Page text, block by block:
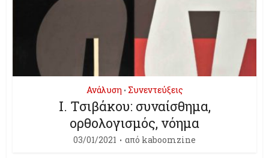
Ανάλυση • Συνεντεύξεις
Ι. Τσιβάκου: συναίσθημα,
ορθολογισμός, νόημα
03/01/2021 από kaboomzine